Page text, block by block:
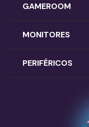
GAMEROOM
MONITORES
PERIFÉRICOS